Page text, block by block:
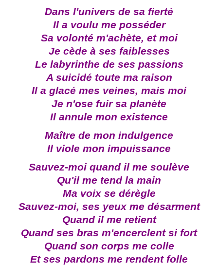
Dans l'univers de sa fierté
Il a voulu me posséder
Sa volonté m'achète, et moi
Je cède à ses faiblesses
Le labyrinthe de ses passions
A suicidé toute ma raison
Il a glacé mes veines, mais moi
Je n'ose fuir sa planète
Il annule mon existence
Maître de mon indulgence
Il viole mon impuissance
Sauvez-moi quand il me soulève
Qu'il me tend la main
Ma voix se dérègle
Sauvez-moi, ses yeux me désarment
Quand il me retient
Quand ses bras m'encerclent si fort
Quand son corps me colle
Et ses pardons me rendent folle